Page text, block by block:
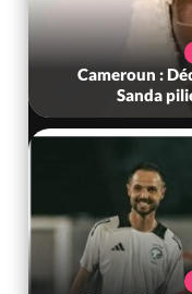
Cameroun :
Sanda